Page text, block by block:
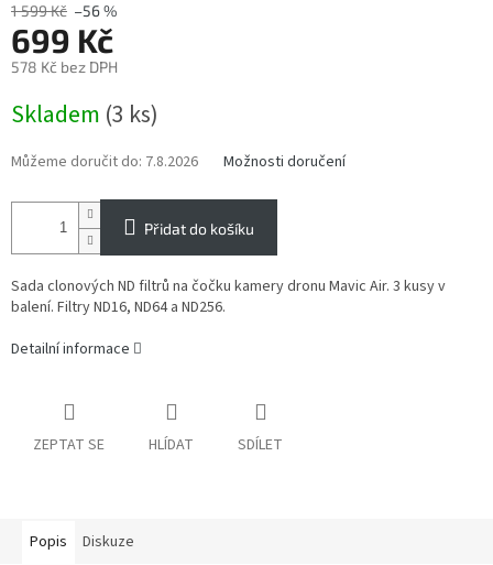
1 599 Kč –56 %
699 Kč
578 Kč bez DPH
cena:
Skladem (3 ks)
Můžeme doručit do: 7.8.2026 Možnosti doručení
Přidat do košíku
Sada clonových ND filtrů na čočku kamery dronu Mavic Air. 3 kusy v
balení. Filtry ND16, ND64 a ND256.
Detailní informace
ZEPTAT SE HLÍDAT SDÍLET
Popis Diskuze